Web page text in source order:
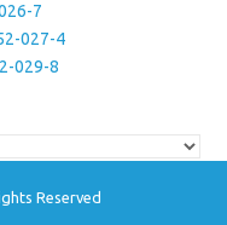
7
027-4
029-8
Reserved